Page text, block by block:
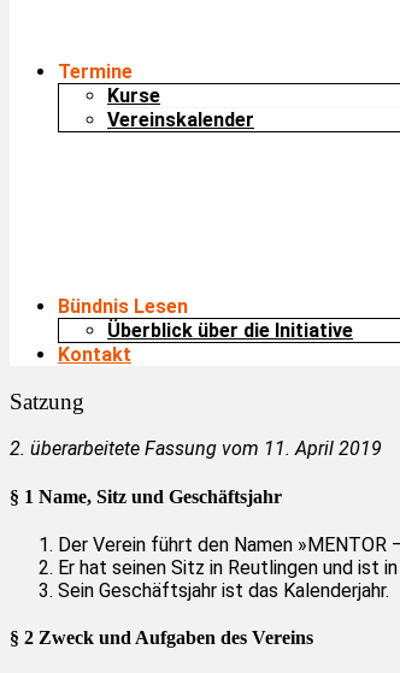
Termine
Kurse
Vereinskalender
Bündnis Lesen
Überblick über die Initiative
Kontakt
Satzung
2. überarbeitete Fassung vom 11. April 2019
§ 1 Name, Sitz und Geschäftsjahr
Der Verein führt den Namen »MENTOR
Er hat seinen Sitz in Reutlingen und ist
Sein Geschäftsjahr ist das Kalenderjahr.
§ 2 Zweck und Aufgaben des Vereins